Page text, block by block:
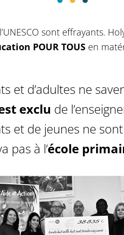
sont effrayants.
POUR TOUSen
et d’adultes ne
exclu de
et de jeunes ne sont
pas à l’école